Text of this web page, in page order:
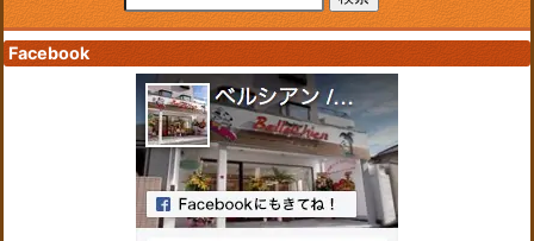
Facebook